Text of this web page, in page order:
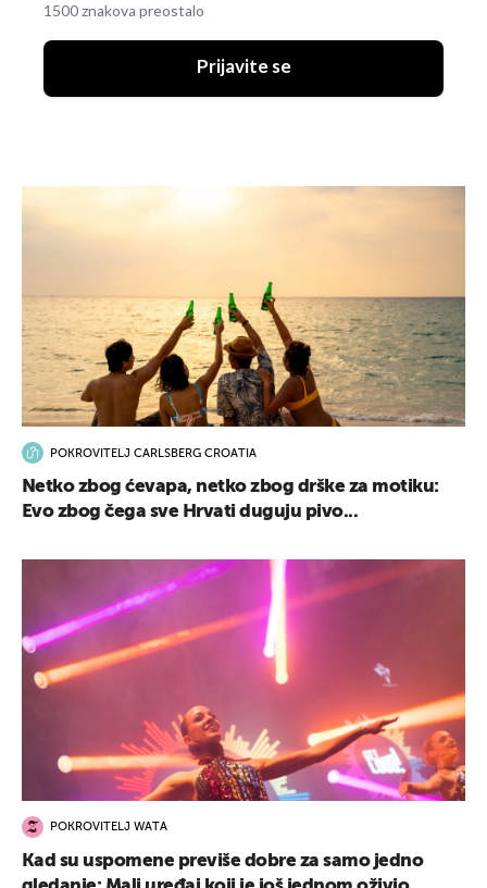
1500 znakova preostalo
Prijavite se
POKROVITELJ CARLSBERG CROATIA
Netko zbog ćevapa, netko zbog drške za motiku:
Evo zbog čega sve Hrvati duguju pivo...
POKROVITELJ WATA
Kad su uspomene previše dobre za samo jedno